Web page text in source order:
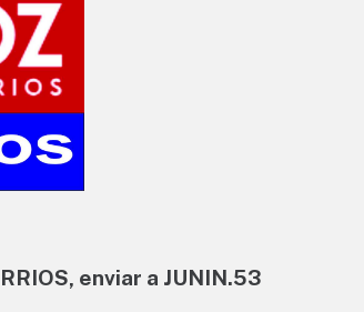
enviar a JUNIN.53